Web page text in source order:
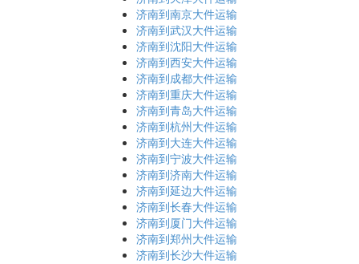
济南到南京大件运输
济南到武汉大件运输
济南到沈阳大件运输
济南到西安大件运输
济南到成都大件运输
济南到重庆大件运输
济南到青岛大件运输
济南到杭州大件运输
济南到大连大件运输
济南到宁波大件运输
济南到济南大件运输
济南到延边大件运输
济南到长春大件运输
济南到厦门大件运输
济南到郑州大件运输
济南到长沙大件运输